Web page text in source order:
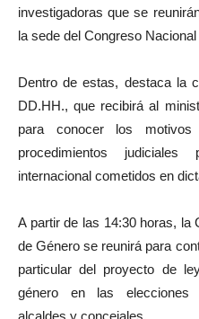
investigadoras que se
la sede del Congreso
Dentro de estas, destaca la
DD.HH., que recibirá al
para conocer los
procedimientos
internacional cometidos en
A partir de las 14:30 horas, la
de Género se reunirá para
particular del proyecto de
género en las elecciones
alcaldes y concejales.